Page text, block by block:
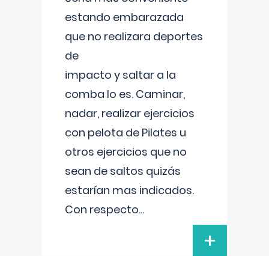
estando embarazada
que no realizara deportes
de
impacto y saltar a la
comba lo es. Caminar,
nadar, realizar ejercicios
con pelota de Pilates u
otros ejercicios que no
sean de saltos quizás
estarían mas indicados.
Con respecto...
+